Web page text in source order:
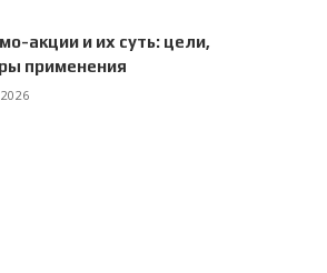
акции и их суть: цели,
применения